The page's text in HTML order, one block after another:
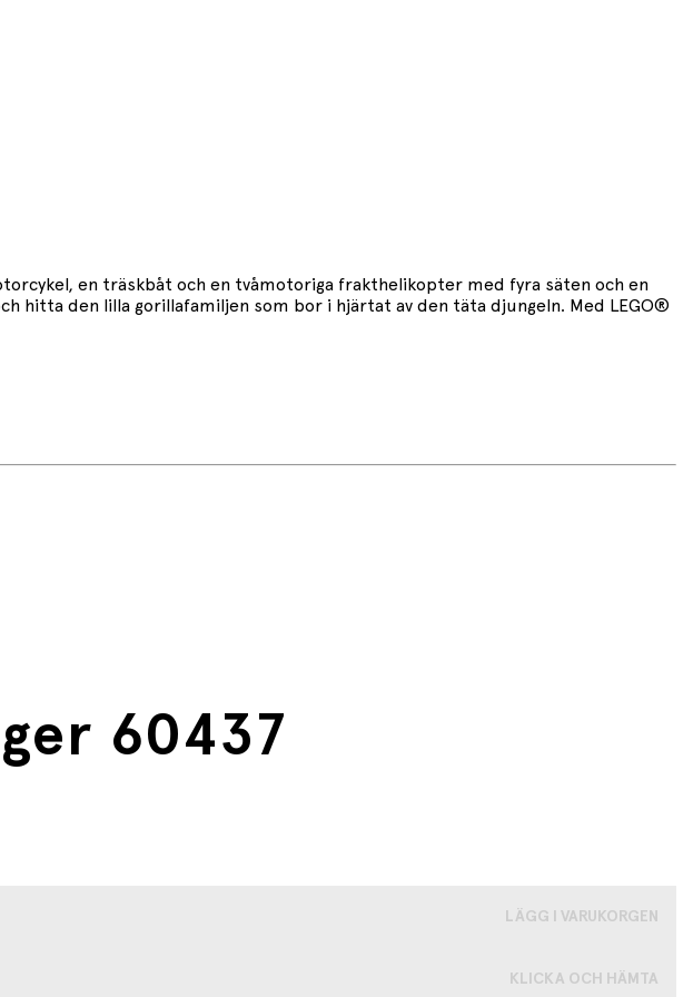
en träskbåt och en tvåmotoriga frakthelikopter med fyra säten och en
hitta den lilla gorillafamiljen som bor i hjärtat av den täta djungeln. Med LEGO®
60437
LÄGG I VARUKORGEN
KLICKA OCH HÄMTA